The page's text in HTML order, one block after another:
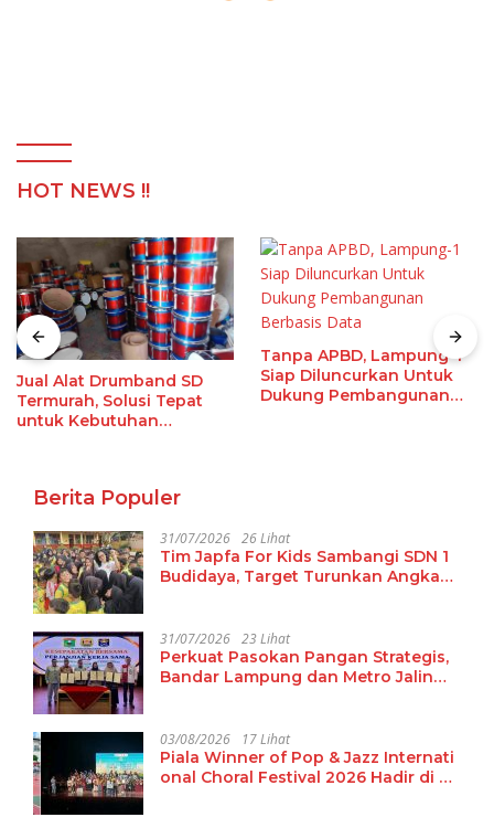
HOT NEWS !!
Jual Alat Drumband SD
Termurah, Solusi Tepat
untuk Kebutuhan
Tanpa APBD, Lampung-1
Siap Diluncurkan Untuk
Dukung Pembangunan
Berita Populer
31/07/2026 26 Lihat
Tim Japfa For Kids Sambangi SDN 1
Budidaya, Target Turunkan Angka
31/07/2026 23 Lihat
Perkuat Pasokan Pangan Strategis,
Bandar Lampung dan Metro Jalin
03/08/2026 17 Lihat
Piala Winner of Pop & Jazz Internati
onal Choral Festival 2026 Hadir di La